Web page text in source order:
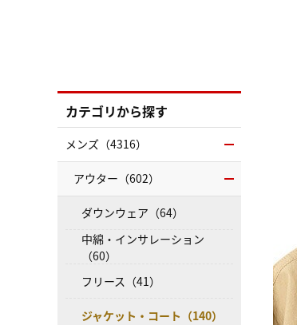
カテゴリから探す
メンズ（4316）
アウター（602）
ダウンウェア（64）
中綿・インサレーション
（60）
フリース（41）
ジャケット・コート（140）